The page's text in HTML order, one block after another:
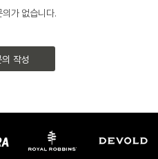
가 없습니다.
작성